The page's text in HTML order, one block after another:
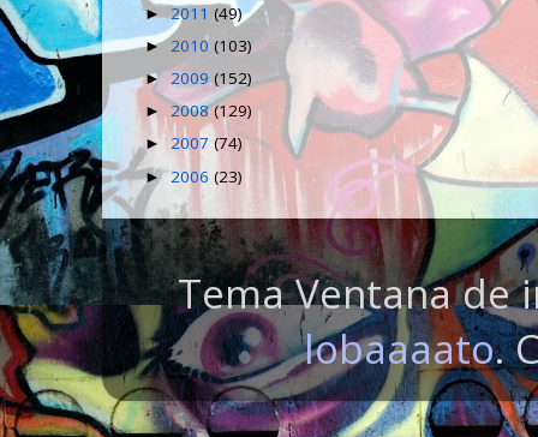
►2011 (49)
► 2010 (103)
► 2009(152)
►2008(129)
► 2007 (74)
► 2006 (23)
Tema Ventana de
lobaaaato.